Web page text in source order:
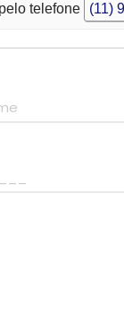
telefone
(11)